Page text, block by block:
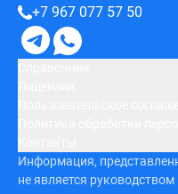
+7 967 077 57 50
Информация,
не является